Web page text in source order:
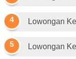
Lowongan
Lowongan